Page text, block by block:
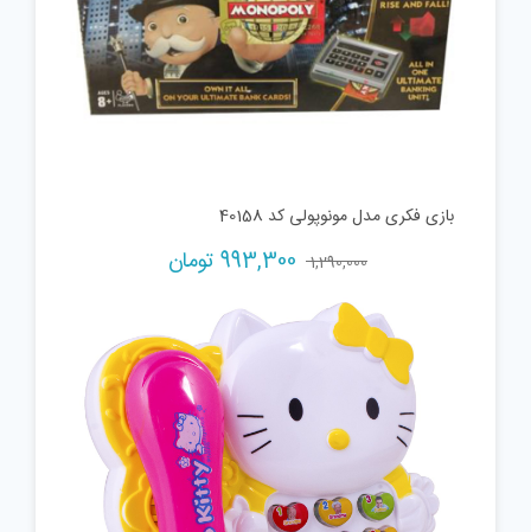
بازی فکری مدل مونوپولی کد 40158
1,290,000
Original
1,290,000 تومان.
993,300 تومان
993,300 تومان.